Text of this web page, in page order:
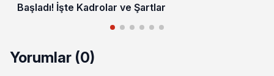
Başladı! İşte Kadrolar ve Şartlar
Yorumlar (0)